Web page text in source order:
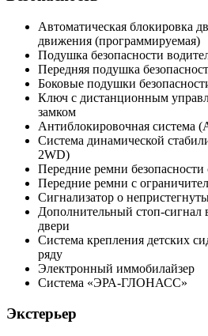
Автоматическая блокировка
движения (программируемая)
Подушка безопасности
Передняя подушка
Боковые подушки
Ключ с дистанционным
замком
Антиблокировочная система
Система динамической
2WD)
Передние ремни
Передние ремни с
Сигнализатор о
Дополнительный стоп-сигнал
двери
Система крепления детских
ряду
Электронный иммобилайзер
Система «ЭРА-ГЛОНАСС»
Экстерьер